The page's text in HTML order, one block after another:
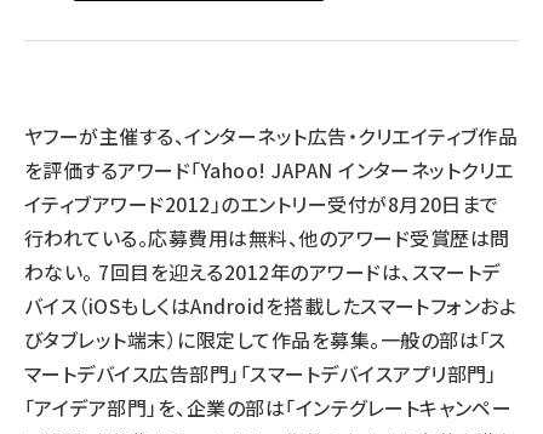
ヤフーが主催する、インターネット広告・クリエイティブ作品
を評価するアワード「Yahoo! JAPAN インターネットクリエ
イティブアワード2012」のエントリー受付が8月20日まで
行われている。応募費用は無料、他のアワード受賞歴は問
わない。 7回目を迎える2012年のアワードは、スマートデ
バイス（iOSもしくはAndroidを搭載したスマートフォンおよ
びタブレット端末）に限定して作品を募集。一般の部は「ス
マートデバイス広告部門」「スマートデバイスアプリ部門」
「アイデア部門」を、企業の部は「インテグレートキャンペー